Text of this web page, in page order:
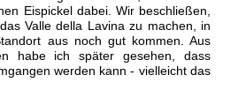
Eispickel dabei. Wir beschließen,
Valle della Lavina zu machen, in
aus noch gut kommen. Aus
habe ich später gesehen, dass
werden kann - vielleicht das